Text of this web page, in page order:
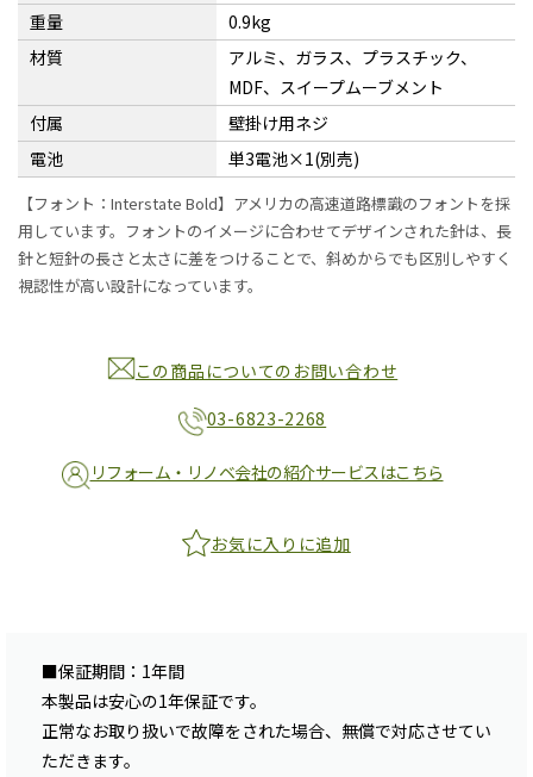
重量
0.9kg
材質
アルミ、ガラス、プラスチック、
MDF、スイープムーブメント
付属
壁掛け用ネジ
電池
単3電池×1(別売)
【フォント：Interstate Bold】アメリカの高速道路標識のフォントを採
用しています。フォントのイメージに合わせてデザインされた針は、長
針と短針の長さと太さに差をつけることで、斜めからでも区別しやすく
視認性が高い設計になっています。
この商品についてのお問い合わせ
03-6823-2268
リフォーム・リノベ会社の紹介サービスはこちら
お気に入りに追加
■保証期間：1年間
本製品は安心の1年保証です。
正常なお取り扱いで故障をされた場合、無償で対応させてい
ただきます。